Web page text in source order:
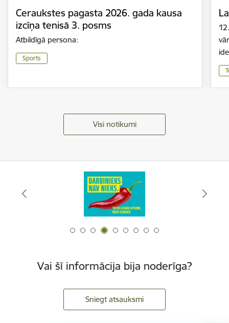
Ceraukstes pagasta 2026. gada kausa
izcīņa tenisā 3. posms
Atbildīgā persona:
Sports
Visi notikumi
Vai šī informācija bija noderīga?
Sniegt atsauksmi